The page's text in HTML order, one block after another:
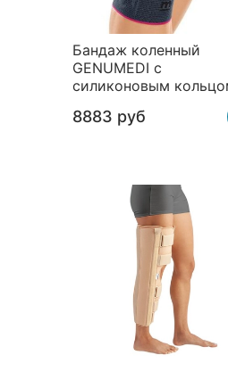
Бандаж коленный
GENUMEDI с
силиконовым
8883 руб